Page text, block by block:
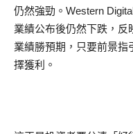
仍然強勁。Western
業績公布後仍然下跌，
業績勝預期，只要前景
擇獲利。